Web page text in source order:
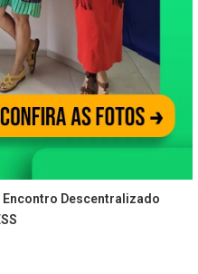
Encontro Descentralizado